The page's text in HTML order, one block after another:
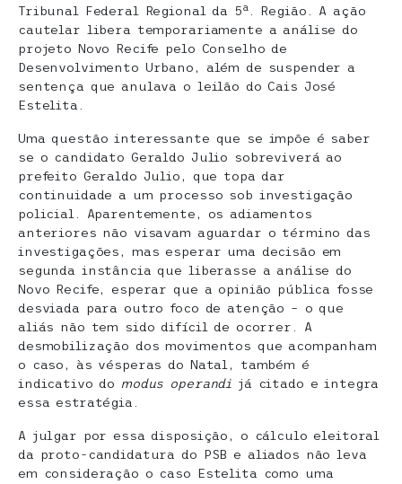
Tribunal Federal Regional da 5a. Região. A ação
cautelar libera temporariamente a análise do
projeto Novo Recife pelo Conselho de
Desenvolvimento Urbano, além de suspender a
sentença que anulava o leilão do Cais José
Estelita.
Uma questão interessante que se impõe é saber
se o candidato Geraldo Julio sobreviverá ao
prefeito Geraldo Julio, que topa dar
continuidade a um processo sob investigação
policial. Aparentemente, os adiamentos
anteriores não visavam aguardar o término das
investigações, mas esperar uma decisão em
segunda instância que liberasse a análise do
Novo Recife, esperar que a opinião pública fosse
desviada para outro foco de atenção – o que
aliás não tem sido difícil de ocorrer. A
desmobilização dos movimentos que acompanham
o caso, às vésperas do Natal, também é
indicativo do modus operandi já citado e integra
essa estratégia.
A julgar por essa disposição, o cálculo eleitoral
da proto-candidatura do PSB e aliados não leva
em consideração o caso Estelita como uma